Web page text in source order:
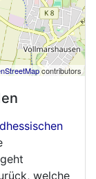
contributors
welche